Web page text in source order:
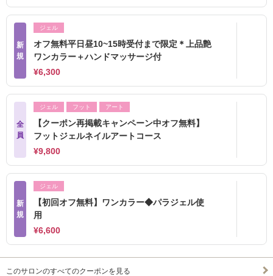
新
規
ジェル
オフ無料平日昼10~15時受付まで限定＊上品艶
ワンカラー＋ハンドマッサージ付
¥6,300
全
員
ジェル フット アート
【クーポン再掲載キャンペーン中オフ無料】
フットジェルネイルアートコース
¥9,800
新
規
ジェル
【初回オフ無料】ワンカラー◆パラジェル使
用
¥6,600
このサロンのすべてのクーポンを見る